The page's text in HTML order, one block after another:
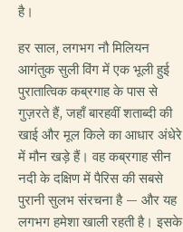
है।
हर साल, लगभग नौ मिलियन
आगंतुक सुली विंग में एक भूली हुई
पुरातात्विक कब्रगाह के पास से
गुज़रते हैं, जहाँ बारहवीं शताब्दी की
खाई और मूल किले का आधार अंधेरे
में मौन खड़े हैं। वह कब्रगाह सीन
नदी के दक्षिण में पैरिस की सबसे
पुरानी सुलभ संरचना है — और यह
लगभग हमेशा खाली रहती है। इसके